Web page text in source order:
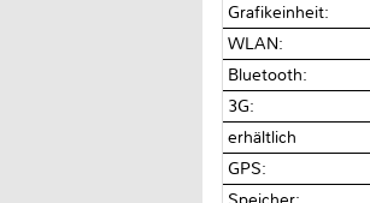
Grafikeinheit:
WLAN:
Bluetooth:
3G:
erhältlich
GPS: